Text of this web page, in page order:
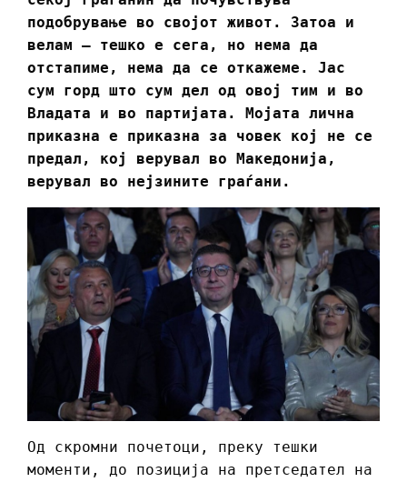
подобрување во својот живот. Затоа и
велам – тешко е сега, но нема да
отстапиме, нема да се откажеме. Јас
сум горд што сум дел од овој тим и во
Владата и во партијата. Мојата лична
приказна е приказна за човек кој не се
предал, кој верувал во Македонија,
верувал во нејзините граѓани.
Од скромни почетоци, преку тешки
моменти, до позиција на претседател на